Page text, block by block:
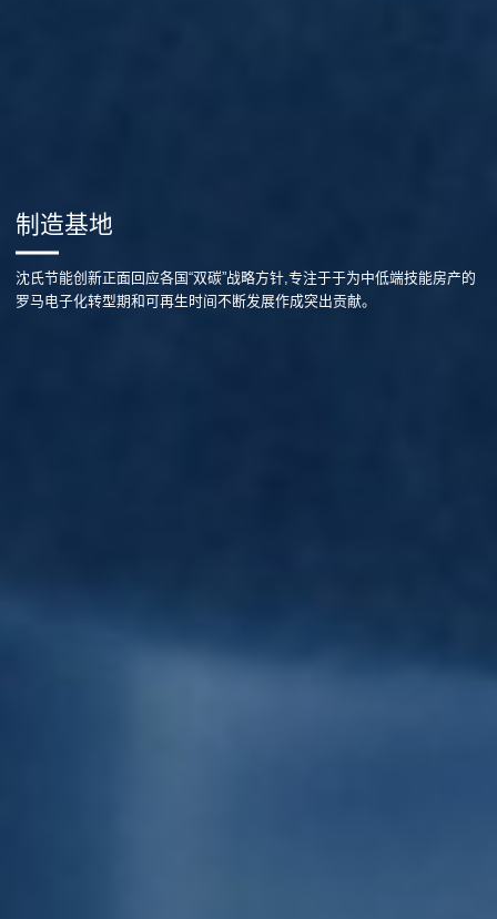
制造基地
沈氏节能创新正面回应各国“双碳”战略方针,专注于于为中低端技能房产的
罗马电子化转型期和可再生时间不断发展作成突出贡献。